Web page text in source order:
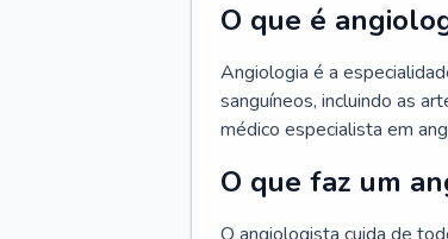
O que é
Angiologia é a
sanguíneos, incluindo as
médico especialista em
O que faz um